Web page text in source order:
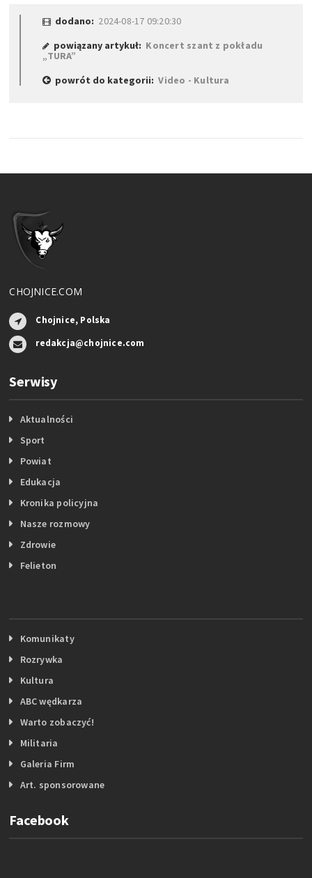
dodano: 2024-08-17 09:20:30
powiązany artykuł: Koncert szant z pokładu
„TURA”
powrót do kategorii:Video - Kultura
CHOJNICE.COM
Chojnice, Polska
redakcja@chojnice.com
Serwisy
Aktualności
Sport
Powiat
Edukacja
Kronika policyjna
Nasze rozmowy
Zdrowie
Felieton
Komunikaty
Rozrywka
Kultura
ABC wędkarza
Warto zobaczyć!
Militaria
Galeria Firm
Art. sponsorowane
Facebook